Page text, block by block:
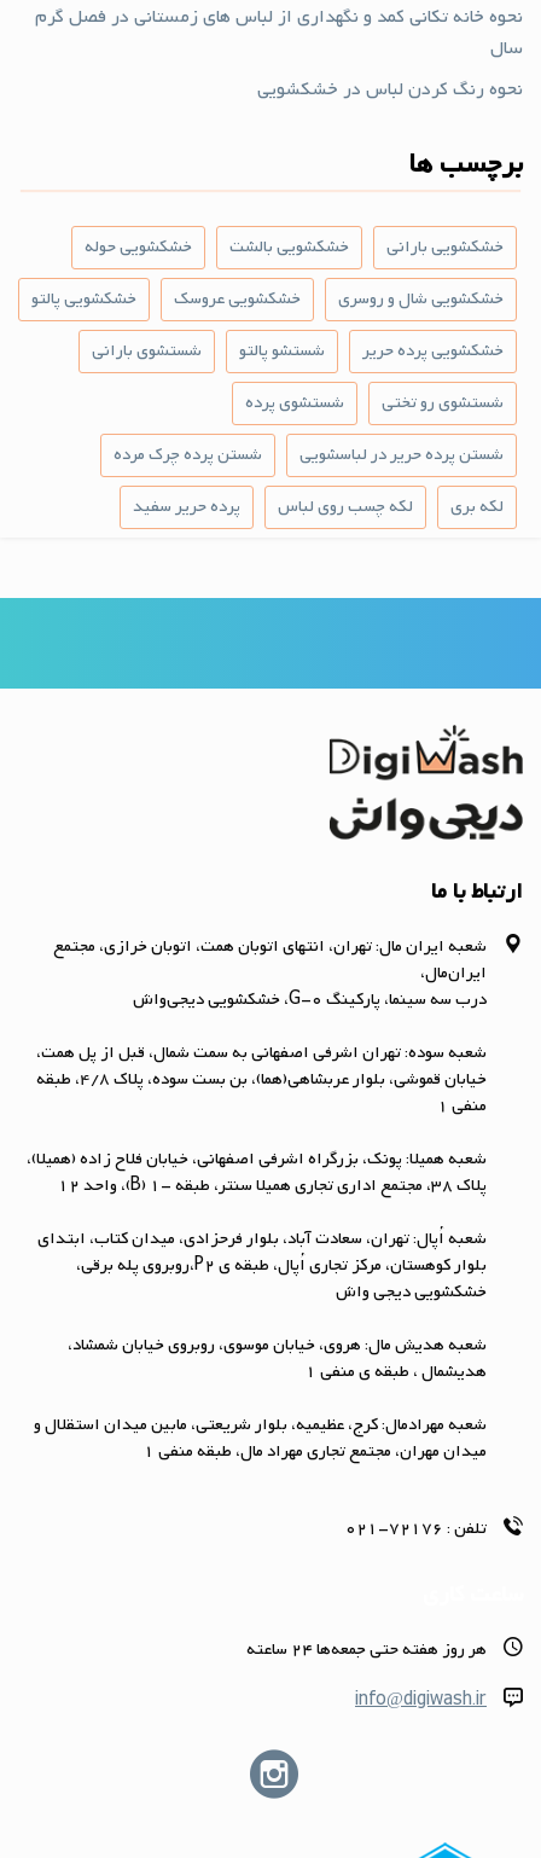
نحوه خانه تکانی کمد و نگهداری از لباس های زمستانی در فصل گرم
سال
نحوه رنگ کردن لباس در خشکشویی
برچسب ها
خشکشویی بارانی خشکشویی بالشت
خشکشویی حوله
خشکشویی شال و روسری
خشکشویی عروسک
خشکشویی پالتو
خشکشویی پرده حریر
شستشو پالتو
شستشوی بارانی
شستشوی رو تختی
شستشوی پرده
شستن پرده حریر در لباسشویی
شستن پرده چرک مرده
لکه بری
لکه چسب روی لباس پرده حریر سفید
ارتباط با ما
شعبه ایران مال: تهران، انتهای اتوبان همت، اتوبان خرازی، مجتمع
ایران‌مال،
درب سه سینما، پارکینگ G-0، خشکشویی دیجی‌واش
شعبه سوده: تهران اشرفی اصفهانی به سمت شمال، قبل از پل همت،
خیابان قموشی، بلوار عربشاهی(هما)، بن بست سوده، پلاک ۴/۸، طبقه
منفی ۱
شعبه همیلا: پونک، بزرگراه اشرفی اصفهانی، خیابان فلاح زاده (همیلا)،
پلاک 38، مجتمع اداری تجاری همیلا سنتر، طبقه -1 (B)، واحد 12
شعبه اُپال: تهران، سعادت آباد، بلوار فرحزادی، میدان کتاب، ابتداي
بلوار کوهستان، مرکز تجاری اُپال، طبقه ی P2،روبروی پله برقی،
خشکشویی دیجی واش
شعبه هدیش مال: هروی، خیابان موسوی، روبروی خیابان شمشاد،
هدیشمال ، طبقه ی منفی 1
شعبه مهرادمال: کرج، عظیمیه، بلوار شریعتی، مابین میدان استقلال و
میدان مهران، مجتمع تجاری مهراد مال، طبقه منفی 1
تلفن : 72176-021
هر روز هفته حتى جمعه‌ها 24 ساعته
info@digiwash.ir